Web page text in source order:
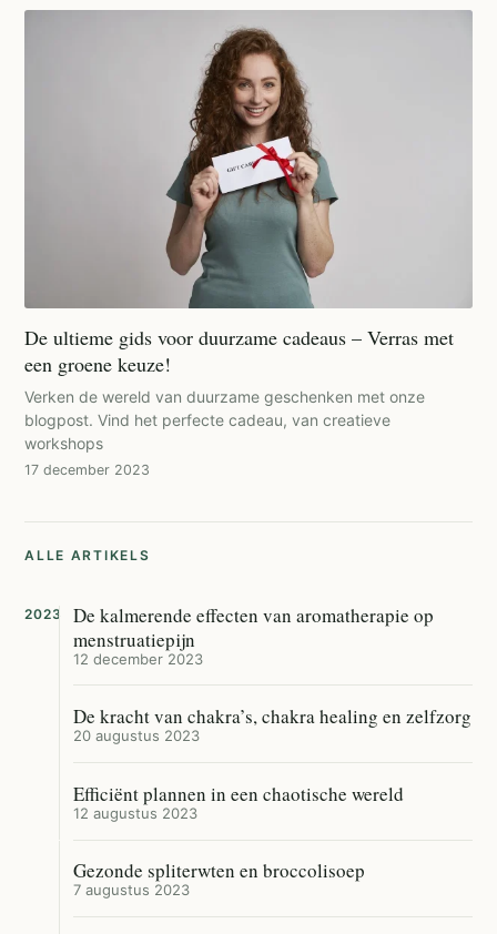
De ultieme gids voor duurzame cadeaus – Verras met
een groene keuze!
Verken de wereld van duurzame geschenken met onze
blogpost. Vind het perfecte cadeau, van creatieve
workshops
17 december 2023
ALLE ARTIKELS
2023
De kalmerende effecten van aromatherapie op
menstruatiepijn
12 december 2023
De kracht van chakra’s, chakra healing en zelfzorg
20 augustus 2023
Efficiënt plannen in een chaotische wereld
12 augustus 2023
Gezonde spliterwten en broccolisoep
7 augustus 2023